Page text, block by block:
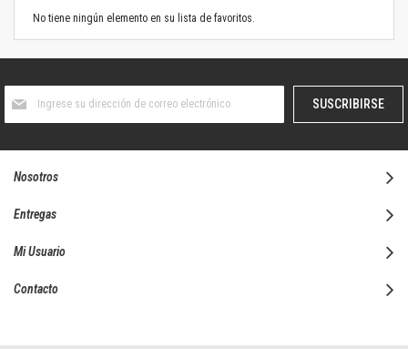
No tiene ningún elemento en su lista de favoritos.
boletín
SUSCRIBIRSE
Nosotros
Entregas
Mi Usuario
Contacto